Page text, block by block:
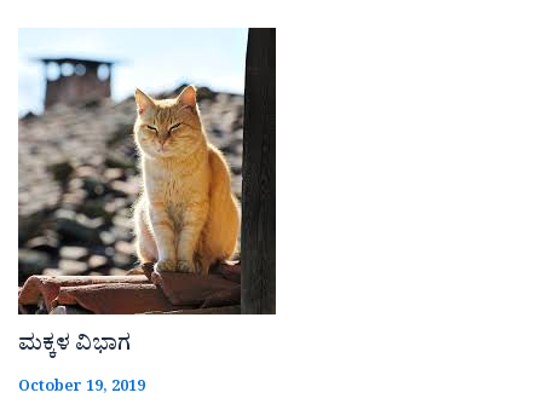
ಮಕ್ಕಳ ವಿಭಾಗ
October 19, 2019